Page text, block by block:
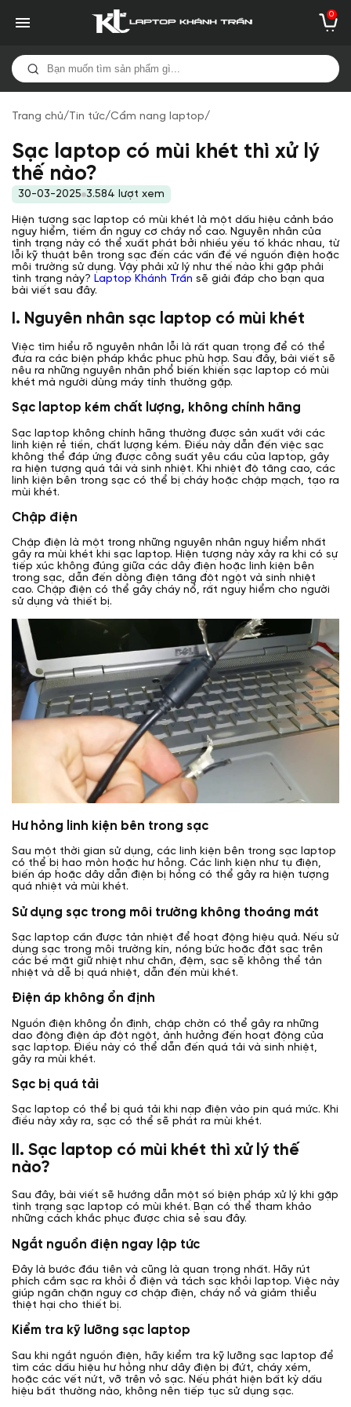
0
Trang chủ/Tin tức/Cẩm nang laptop/
Sạc laptop có mùi khét thì xử lý
thế nào?
30-03-2025 3.584 lượt xem
Hiện tượng sạc laptop có mùi khét là một dấu hiệu cảnh báo
nguy hiểm, tiềm ẩn nguy cơ cháy nổ cao. Nguyên nhân của
tình trạng này có thể xuất phát bởi nhiều yếu tố khác nhau, từ
lỗi kỹ thuật bên trong sạc đến các vấn đề về nguồn điện hoặc
môi trường sử dụng. Vậy phải xử lý như thế nào khi gặp phải
tình trạng này? Laptop Khánh Trần sẽ giải đáp cho bạn qua
bài viết sau đây.
I. Nguyên nhân sạc laptop có mùi khét
Việc tìm hiểu rõ nguyên nhân lỗi là rất quan trọng để có thể
đưa ra các biện pháp khắc phục phù hợp. Sau đây, bài viết sẽ
nêu ra những nguyên nhân phổ biến khiến sạc laptop có mùi
khét mà người dùng máy tính thường gặp.
Sạc laptop kém chất lượng, không chính hãng
Sạc laptop không chính hãng thường được sản xuất với các
linh kiện rẻ tiền, chất lượng kém. Điều này dẫn đến việc sạc
không thể đáp ứng được công suất yêu cầu của laptop, gây
ra hiện tượng quá tải và sinh nhiệt. Khi nhiệt độ tăng cao, các
linh kiện bên trong sạc có thể bị cháy hoặc chập mạch, tạo ra
mùi khét.
Chập điện
Chập điện là một trong những nguyên nhân nguy hiểm nhất
gây ra mùi khét khi sạc laptop. Hiện tượng này xảy ra khi có sự
tiếp xúc không đúng giữa các dây điện hoặc linh kiện bên
trong sạc, dẫn đến dòng điện tăng đột ngột và sinh nhiệt
cao. Chập điện có thể gây cháy nổ, rất nguy hiểm cho người
sử dụng và thiết bị.
Hư hỏng linh kiện bên trong sạc
Sau một thời gian sử dụng, các linh kiện bên trong sạc laptop
có thể bị hao mòn hoặc hư hỏng. Các linh kiện như tụ điện,
biến áp hoặc dây dẫn điện bị hỏng có thể gây ra hiện tượng
quá nhiệt và mùi khét.
Sử dụng sạc trong môi trường không thoáng mát
Sạc laptop cần được tản nhiệt để hoạt động hiệu quả. Nếu sử
dụng sạc trong môi trường kín, nóng bức hoặc đặt sạc trên
các bề mặt giữ nhiệt như chăn, đệm, sạc sẽ không thể tản
nhiệt và dễ bị quá nhiệt, dẫn đến mùi khét.
Điện áp không ổn định
Nguồn điện không ổn định, chập chờn có thể gây ra những
dao động điện áp đột ngột, ảnh hưởng đến hoạt động của
sạc laptop. Điều này có thể dẫn đến quá tải và sinh nhiệt,
gây ra mùi khét.
Sạc bị quá tải
Sạc laptop có thể bị quá tải khi nạp điện vào pin quá mức. Khi
điều này xảy ra, sạc có thể sẽ phát ra mùi khét.
II. Sạc laptop có mùi khét thì xử lý thế
nào?
Sau đây, bài viết sẽ hướng dẫn một số biện pháp xử lý khi gặp
tình trạng sạc laptop có mùi khét. Bạn có thể tham khảo
những cách khắc phục được chia sẻ sau đây.
Ngắt nguồn điện ngay lập tức
Đây là bước đầu tiên và cũng là quan trọng nhất. Hãy rút
phích cắm sạc ra khỏi ổ điện và tách sạc khỏi laptop. Việc này
giúp ngăn chặn nguy cơ chập điện, cháy nổ và giảm thiểu
thiệt hại cho thiết bị.
Kiểm tra kỹ lưỡng sạc laptop
Sau khi ngắt nguồn điện, hãy kiểm tra kỹ lưỡng sạc laptop để
tìm các dấu hiệu hư hỏng như dây điện bị đứt, cháy xém,
hoặc các vết nứt, vỡ trên vỏ sạc. Nếu phát hiện bất kỳ dấu
hiệu bất thường nào, không nên tiếp tục sử dụng sạc.